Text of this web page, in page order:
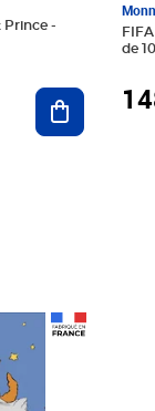
Prince -
Ajouter au
de